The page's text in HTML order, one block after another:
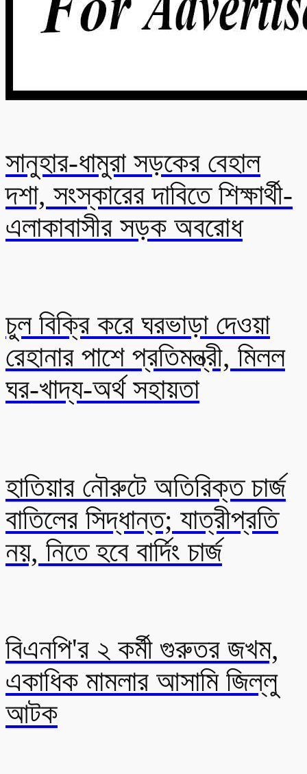
সানুহার-ধামুরা সড়কের বেহাল
দশা, সংস্কারের দাবিতে শিক্ষার্থী-
এলাকাবাসীর সড়ক অবরোধ
চুল বিক্রি করে ঘরভাড়া দেওয়া
রেহানার পাশে প্রতিমন্ত্রী, মিলল
ঘর-খাদ্য-অর্থ সহায়তা
হাতিয়ার নৌরুটে অতিরিক্ত চার্জ
বাতিলের সিদ্ধান্ত; যাত্রীপ্রতি
নয়, নিতে হবে বার্দিং চার্জ
বিএনপি'র ২ কর্মী গুরুতর জখম,
একাধিক মামলার আসামি জিল্লু
আটক